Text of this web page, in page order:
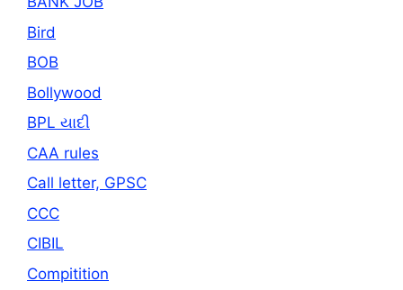
Bird
BOB
Bollywood
BPL યાદી
CAA rules
Call letter, GPSC
CCC
CIBIL
Compitition